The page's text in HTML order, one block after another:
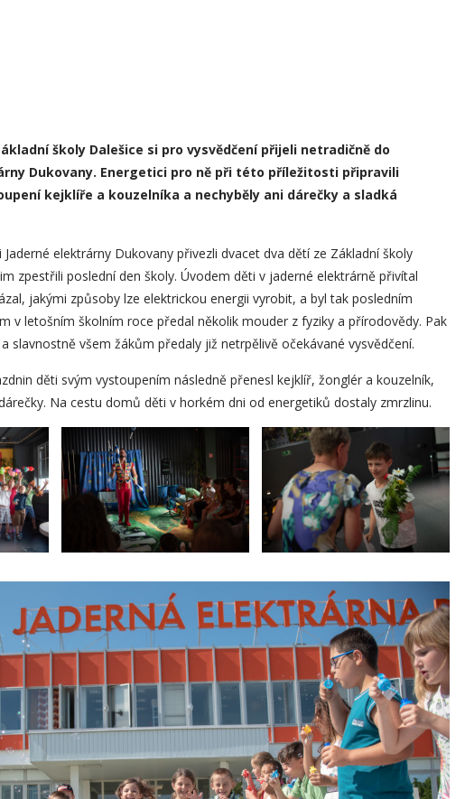
školy Dalešice si pro vysvědčení přijeli netradičně do
Dukovany. Energetici pro ně při této příležitosti připravili
kejklíře a kouzelníka a nechyběly ani dárečky a sladká
elektrárny Dukovany přivezli dvacet dva dětí ze Základní školy
zpestřili poslední den školy. Úvodem děti v jaderné elektrárně přivítal
jakými způsoby lze elektrickou energii vyrobit, a byl tak posledním
v letošním školním roce předal několik mouder z fyziky a přírodovědy. Pak
slavnostně všem žákům předaly již netrpělivě očekávané vysvědčení.
děti svým vystoupením následně přenesl kejklíř, žonglér a kouzelník,
Na cestu domů děti v horkém dni od energetiků dostaly zmrzlinu.